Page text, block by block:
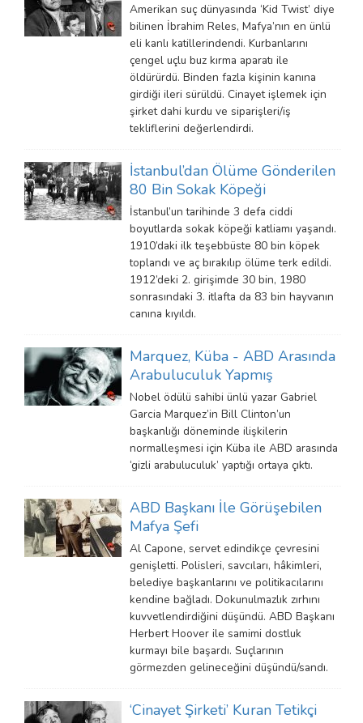
Amerikan suç dünyasında ‘Kid Twist’ diye
bilinen İbrahim Reles, Mafya’nın en ünlü
eli kanlı katillerindendi. Kurbanlarını
çengel uçlu buz kırma aparatı ile
öldürürdü. Binden fazla kişinin kanına
girdiği ileri sürüldü. Cinayet işlemek için
şirket dahi kurdu ve siparişleri/iş
tekliflerini değerlendirdi.
İstanbul’dan Ölüme Gönderilen
80 Bin Sokak Köpeği
İstanbul’un tarihinde 3 defa ciddi
boyutlarda sokak köpeği katliamı yaşandı.
1910’daki ilk teşebbüste 80 bin köpek
toplandı ve aç bırakılıp ölüme terk edildi.
1912’deki 2. girişimde 30 bin, 1980
sonrasındaki 3. itlafta da 83 bin hayvanın
canına kıyıldı.
Marquez, Küba - ABD Arasında
Arabuluculuk Yapmış
Nobel ödülü sahibi ünlü yazar Gabriel
Garcia Marquez’in Bill Clinton’un
başkanlığı döneminde ilişkilerin
normalleşmesi için Küba ile ABD arasında
‘gizli arabuluculuk’ yaptığı ortaya çıktı.
ABD Başkanı İle Görüşebilen
Mafya Şefi
Al Capone, servet edindikçe çevresini
genişletti. Polisleri, savcıları, hâkimleri,
belediye başkanlarını ve politikacılarını
kendine bağladı. Dokunulmazlık zırhını
kuvvetlendirdiğini düşündü. ABD Başkanı
Herbert Hoover ile samimi dostluk
kurmayı bile başardı. Suçlarının
görmezden gelineceğini düşündü/sandı.
‘Cinayet Şirketi’ Kuran Tetikçi